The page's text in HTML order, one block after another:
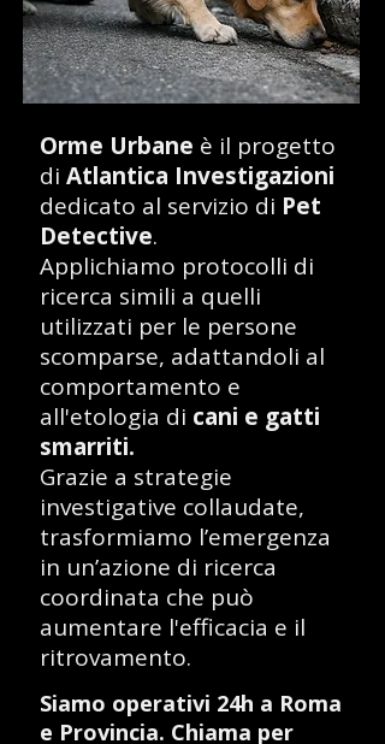
Orme Urbane è il progetto
di Atlantica Investigazioni
dedicato al servizio di Pet
Detective.
Applichiamo protocolli di
ricerca simili a quelli
utilizzati per le persone
scomparse, adattandoli al
comportamento e
all'etologia di cani e gatti
smarriti.
Grazie a strategie
investigative collaudate,
trasformiamo l’emergenza
in un’azione di ricerca
coordinata che può
aumentare l'efficacia e il
ritrovamento.
Siamo operativi 24h a Roma
e Provincia. Chiama per